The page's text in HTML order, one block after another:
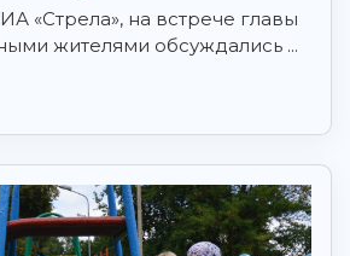
«Стрела», на встрече главы
жителями обсуждались ...